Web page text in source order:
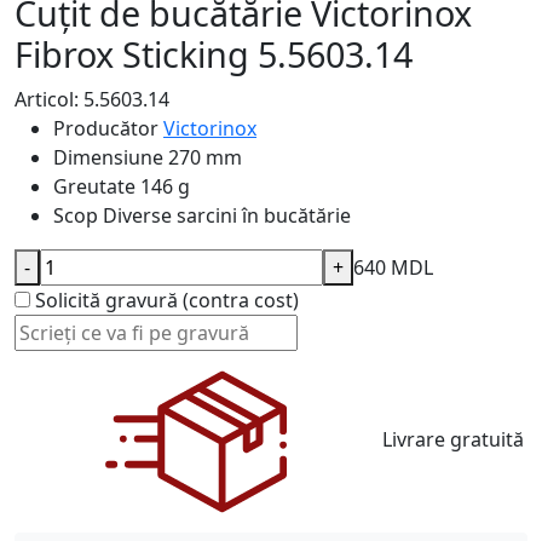
Cuțit de bucătărie Victorinox
Fibrox Sticking 5.5603.14
Articol: 5.5603.14
ProducătorVictorinox
Dimensiune270 mm
Greutate 146 g
Scop Diverse sarcini în bucătărie
640 MDL
Solicită gravură (contra cost)
- +
Livrare gratuită